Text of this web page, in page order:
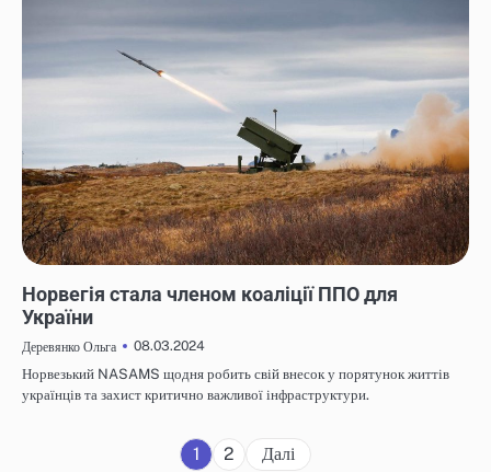
Норвегія стала членом коаліції ППО для
України
Деревянко Ольга
08.03.2024
Норвезький NASAMS щодня робить свій внесок у порятунок життів
українців та захист критично важливої інфраструктури.
Навігація
1 2 Далі